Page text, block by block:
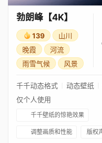
勃朗峰【4K】
139
山川
晚霞
河流
雨雪气候
风景
千千动态格式 动态壁纸
仅个人使用
千千壁纸的惊艳效果
调整画质和性能 版权